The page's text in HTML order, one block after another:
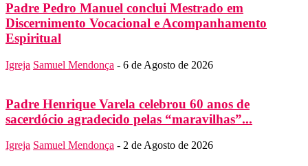
Padre Pedro Manuel conclui Mestrado em
Discernimento Vocacional e Acompanhamento
Espiritual
Igreja Samuel Mendonça - 6 de Agosto de 2026
Padre Henrique Varela celebrou 60 anos de
sacerdócio agradecido pelas “maravilhas”...
Igreja Samuel Mendonça - 2 de Agosto de 2026